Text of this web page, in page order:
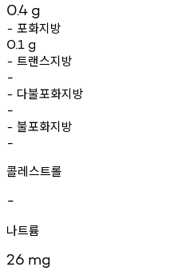
0.4 g
- 포화지방
0.1 g
- 트랜스지방
-
- 다불포화지방
-
- 불포화지방
-
콜레스트롤
-
나트륨
26 mg